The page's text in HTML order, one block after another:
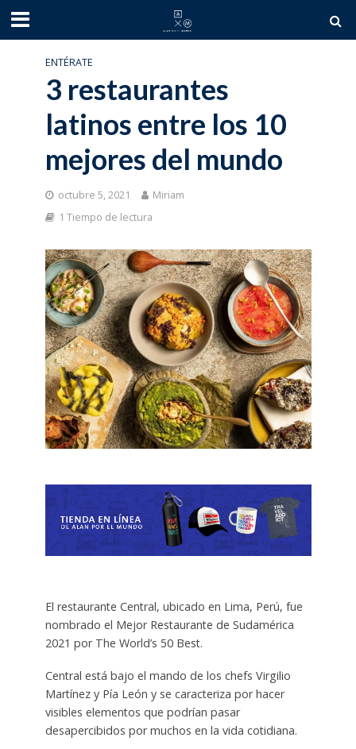
ENTÉRATE
3 restaurantes
latinos entre los 10
mejores del mundo
octubre 5, 2021
Miriam
1 Tiempo de lectura
El restaurante Central, ubicado en Lima, Perú, fue
nombrado el Mejor Restaurante de Sudamérica
2021 por The World’s 50 Best.
Central está bajo el mando de los chefs Virgilio
Martínez y Pía León y se caracteriza porhacer
visibles elementos que podrían pasar
desapercibidos por muchos en la vida cotidiana.